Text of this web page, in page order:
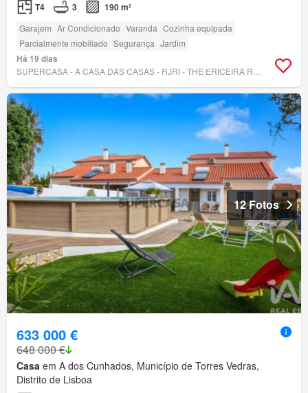
T4 3 190 m²
Garajem Ar Condicionado Varanda Cozinha equipada
Parcialmente mobiliado Segurança Jardim
Há 19 dias
12 Fotos
633 000 €
648 000 €
Casa em A dos Cunhados, Município de Torres Vedras,
Distrito de Lisboa